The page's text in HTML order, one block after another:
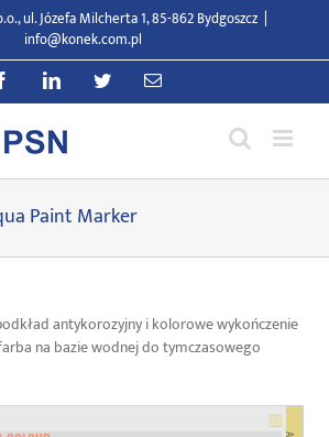
ul. Józefa Milcherta 1, 85-862 Bydgoszcz |
info@konek.com.pl
FacebookLinkedInTwitterE-
Paint Marker
antykorozyjny i kolorowe wykończenie
na bazie wodnej do tymczasowego